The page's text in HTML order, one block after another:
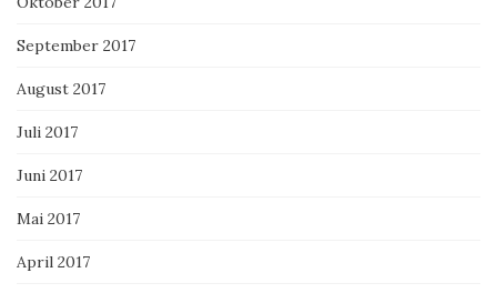
September 2017
August 2017
Juli 2017
Juni 2017
Mai 2017
April 2017